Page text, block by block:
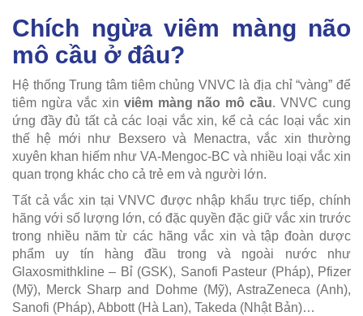
Chích ngừa viêm màng não
mô cầu ở đâu?
Hệ thống Trung tâm tiêm chủng VNVC là địa chỉ “vàng” để
tiêm ngừa vắc xin viêm màng não mô cầu. VNVC cung
ứng đầy đủ tất cả các loại vắc xin, kể cả các loại vắc xin
thế hệ mới như Bexsero và Menactra, vắc xin thường
xuyên khan hiếm như VA-Mengoc-BC và nhiều loại vắc xin
quan trọng khác cho cả trẻ em và người lớn.
Tất cả vắc xin tại VNVC được nhập khẩu trực tiếp, chính
hãng với số lượng lớn, có đặc quyền đặc giữ vắc xin trước
trong nhiều năm từ các hãng vắc xin và tập đoàn dược
phẩm uy tín hàng đầu trong và ngoài nước như
Glaxosmithkline – Bỉ (GSK), Sanofi Pasteur (Pháp), Pfizer
(Mỹ), Merck Sharp and Dohme (Mỹ), AstraZeneca (Anh),
Sanofi (Pháp), Abbott (Hà Lan), Takeda (Nhật Bản)…